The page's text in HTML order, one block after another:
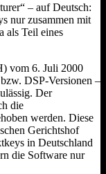
– auf Deutsch:
nur zusammen mit
als Teil eines
vom 6. Juli 2000
DSP-Versionen –
Der
die
werden. Diese
Gerichtshof
in Deutschland
die Software nur